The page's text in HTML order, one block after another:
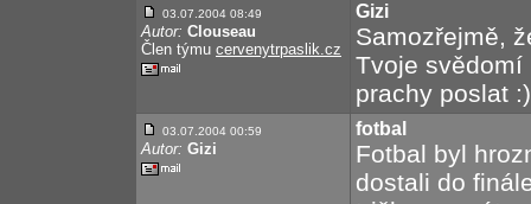
03.07.2004 08:49
Autor: Clouseau
Člen týmu cervenytrpaslik.cz
Gizi
Samozřejmě,
Tvoje svědomí
prachy poslat :)
03.07.2004 00:59
Autor: Gizi
fotbal
Fotbal byl
dostali do